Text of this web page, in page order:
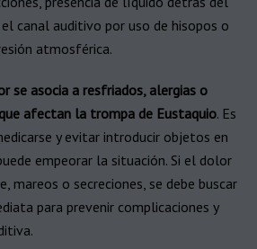
canal auditivo por uso de hisopos o
atmosférica.
se asocia a resfriados, alergias o
afectan la trompa de Eustaquio. Es
y evitar introducir objetos en
empeorar la situación. Si el dolor
mareos o secreciones, se debe buscar
para prevenir complicaciones y